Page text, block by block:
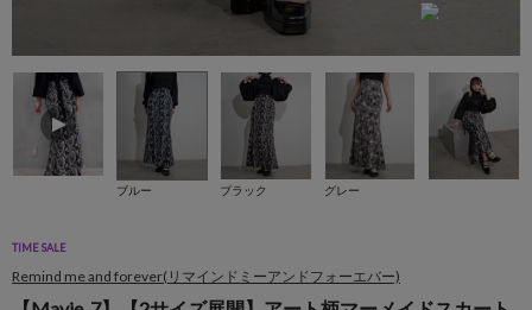
ブルー ブラック グレー
TIME SALE
Remind me and forever(リマインドミーアンドフォーエバー)